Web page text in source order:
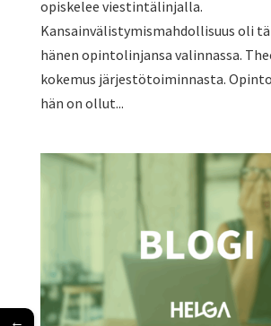
opiskelee viestintälinjalla.
Kansainvälistymismahdollisuus oli
hänen opintolinjansa valinnassa.
kokemus järjestötoiminnasta.
hän on ollut...